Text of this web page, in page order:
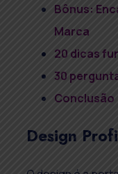
Bônus:
Marca
20 dicas
30
Conclusão
Design